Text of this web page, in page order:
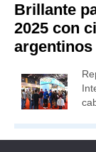
Brillante
2025 con
argentinos